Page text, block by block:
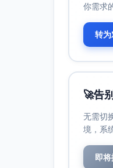
你需求
转
🚀告
无需切
境，系
即